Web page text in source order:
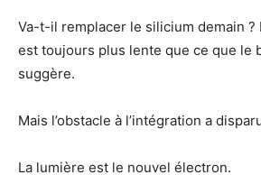
Va-t-il remplacer le silicium demain ?
est toujours plus lente que ce que le
suggère.
Mais l’obstacle à l’intégration a
La lumière est le nouvel électron.